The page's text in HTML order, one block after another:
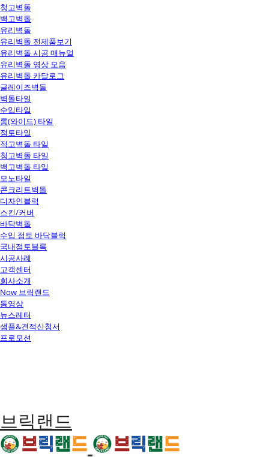
청고벽돌
백고벽돌
유리벽돌
유리벽돌 전제품보기
유리벽돌 시공 매뉴얼
유리벽돌 영상 모음
유리벽돌 카달로그
글레이즈벽돌
벽돌타일
수입타일
롱(와이드) 타일
점토타일
적고벽돌 타일
청고벽돌 타일
백고벽돌 타일
모노타일
콘크리트벽돌
디자인블럭
스킨/커버
바닥벽돌
수입 점토 바닥블럭
국내점토블록
시공사례
고객센터
회사소개
Now 브릭랜드
동영상
뉴스레터
샘플&견적신청서
프로모션
브릭랜드